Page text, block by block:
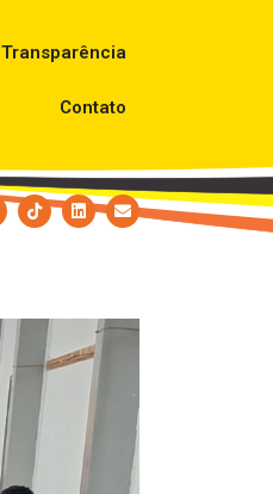
Transparência
Contato